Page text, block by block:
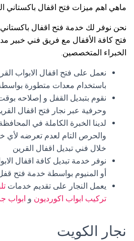
ماهي اهم ميزات فتح اقفال باكستاني
نحن نوفر لك خدمة فتح اقفال
فتح كافة الأقفال مع فريق فني خبير
الخبراء المتخصصين.
نعمل على فتح اقفال الابواب
باستخدام معدات متطورة
نقوم بتبديل القفل و إصلاحه
وحرفية عبر نجار فتح اقفال
لدينا الخبرة الكاملة في
والحرص التام لعدم تعرضه لأي
خلال فني تبديل اقفال القرين
نوفر خدمة تبديل كافة اقفال
أو المنيوم بواسطة خدمة فتح
يعمل النجار على تقديم خدمات
تركيب ابواب اكورديون و ابواب
نجار الكويت